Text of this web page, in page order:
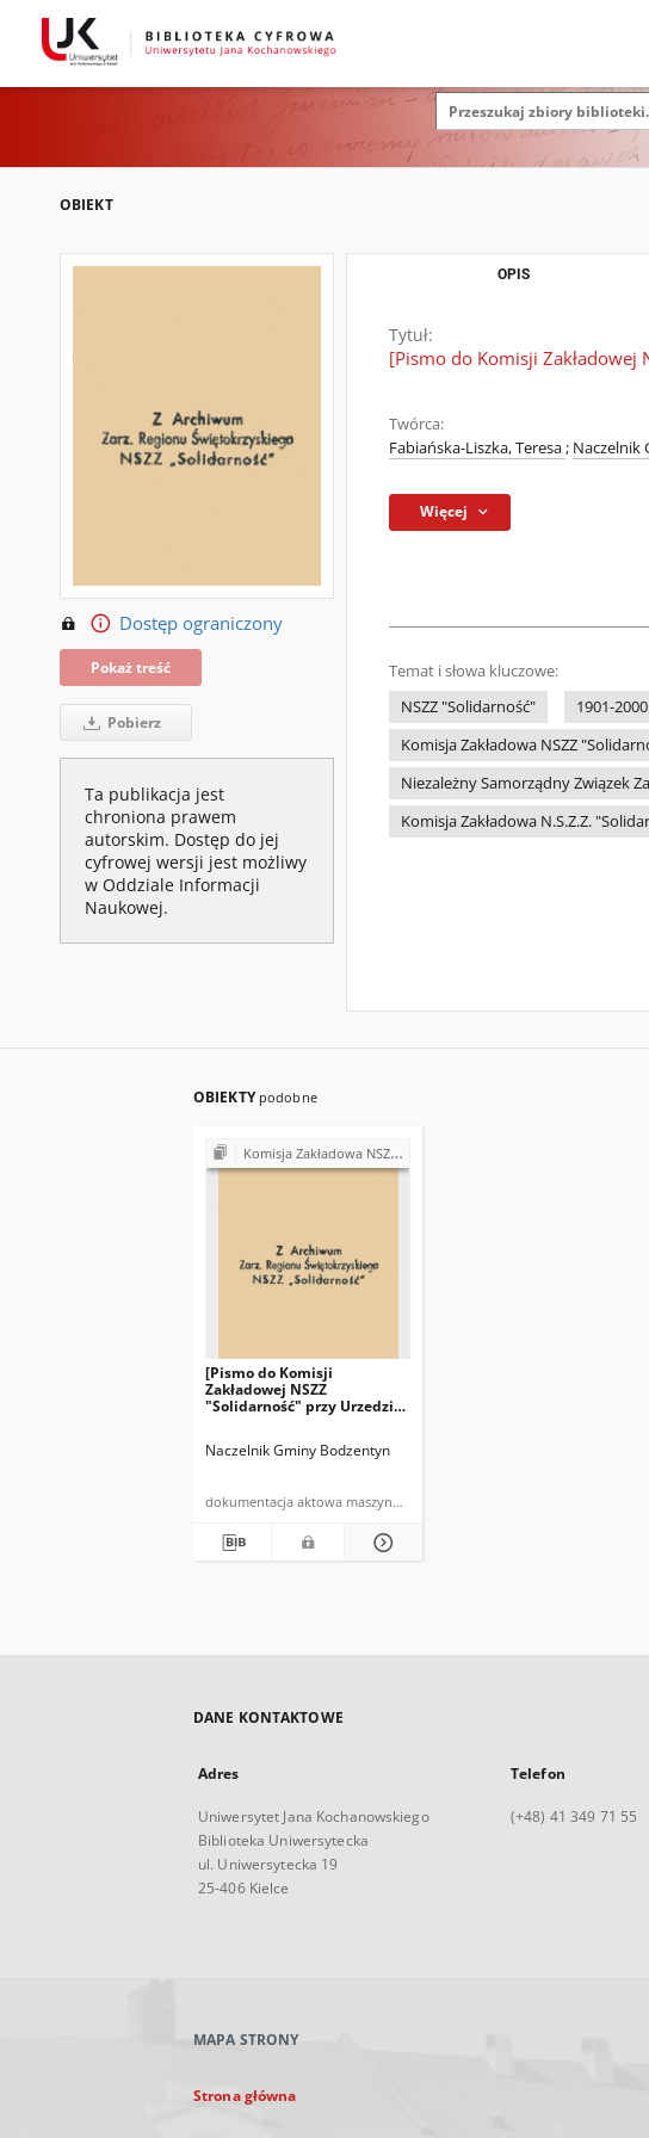
OBIEKT
Dostęp ograniczony
Pokaż treść
Pobierz
Ta publikacja jest
chroniona prawem
autorskim. Dostęp do jej
cyfrowej wersji jest możliwy
w Oddziale Informacji
Naukowej.
OPIS
Tytuł:
[Pismo do Komisji Zakładowej
Twórca:
Fabiańska-Liszka, Teresa; Naczelnik
Więcej
Temat i słowa kluczowe:
NSZZ "Solidarność"
1901-2000
Komisja Zakładowa NSZZ
Niezależny Samorządny Związek
Komisja Zakładowa N.S.Z.Z.
OBIEKTY podobne
Komisja Zakładowa NSZZ "Solidarność" przy Urzędzie Gminy w Bodzentynie
[Pismo do Komisji
Zakładowej NSZZ
"Solidarność" przy Urzedzie
art. 38 ustawy z dnia 26
Naczelnik Gminy Bodzentyn
dokumentacja aktowa maszynopis
DANE KONTAKTOWE
Adres
Uniwersytet Jana Kochanowskiego
Biblioteka Uniwersytecka
ul. Uniwersytecka 19
25-406 Kielce
Telefon
(+48) 41 349 71 55
MAPA STRONY
Strona główna